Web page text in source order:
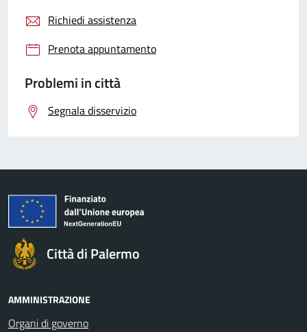
Richiedi assistenza
Prenota appuntamento
Problemi in città
Segnala disservizio
Città di Palermo
AMMINISTRAZIONE
Organi di governo